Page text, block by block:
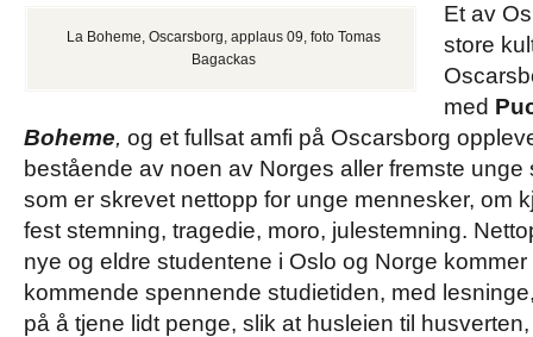
La Boheme, Oscarsborg, applaus 09, foto Tomas
Bagackas
Et av
store
med
Boheme, og et fullsat amfi på Oscarsborg
bestående av noen av Norges aller fremste unge
som er skrevet nettopp for unge mennesker, om
fest stemning, tragedie, moro, julestemning.
nye og eldre studentene i Oslo og Norge
kommende spennende studietiden, med
på å tjene lidt penge, slik at husleien til